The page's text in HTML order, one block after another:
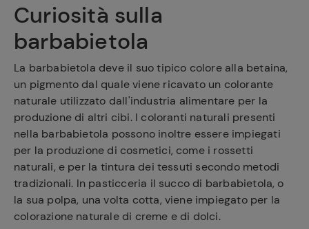
Curiosità sulla
barbabietola
La barbabietola deve il suo tipico colore alla betaina,
un pigmento dal quale viene ricavato un colorante
naturale utilizzato dall'industria alimentare per la
produzione di altri cibi. I coloranti naturali presenti
nella barbabietola possono inoltre essere impiegati
per la produzione di cosmetici, come i rossetti
naturali, e per la tintura dei tessuti secondo metodi
tradizionali. In pasticceria il succo di barbabietola, o
la sua polpa, una volta cotta, viene impiegato per la
colorazione naturale di creme e di dolci.